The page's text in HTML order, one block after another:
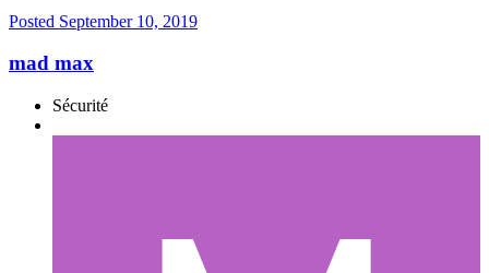
Posted September 10, 2019
mad max
Sécurité